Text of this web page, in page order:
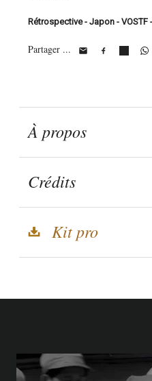
Rétrospective - Japon - VOSTF
Partager ...
À propos
Crédits
Kit pro